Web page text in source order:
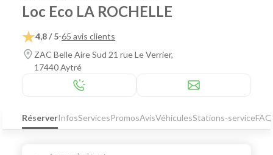
Loc Eco LA ROCHELLE
4,8 / 5-65 avis clients
ZAC Belle Aire Sud 21 rue Le Verrier,
17440 Aytré
RéserverInfosServicesPromosAvisVéhiculesStations-serviceFAQ